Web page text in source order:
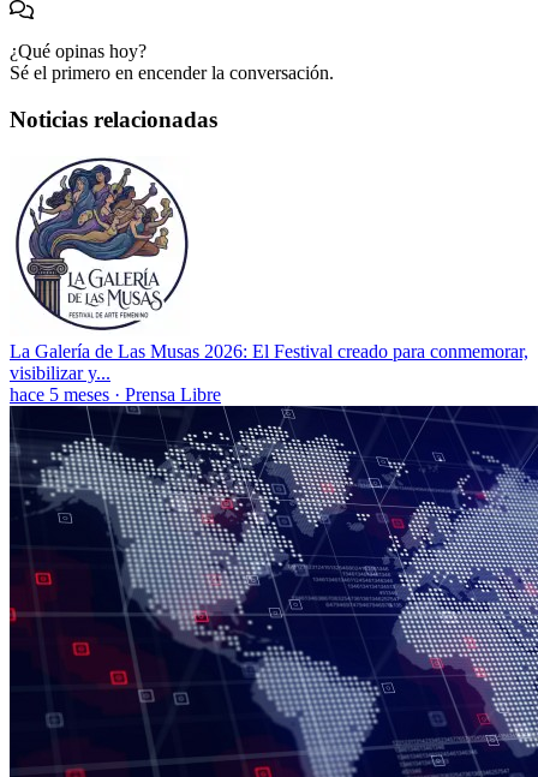
¿Qué opinas hoy?
Sé el primero en encender la conversación.
Noticias relacionadas
La Galería de Las Musas 2026: El Festival creado para conmemorar,
visibilizar y...
hace 5 meses · Prensa Libre